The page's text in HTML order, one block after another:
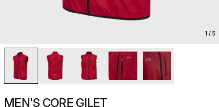
1 / 5
MEN'S CORE GILET